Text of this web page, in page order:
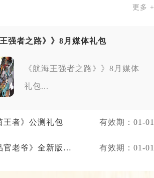
更多 +
王强者之路》》8月媒体礼包
《航海王强者之路》》8月媒体
礼包...
王者》公测礼包 有效期：01-01
官老爷》全新版本
有效期：01-01